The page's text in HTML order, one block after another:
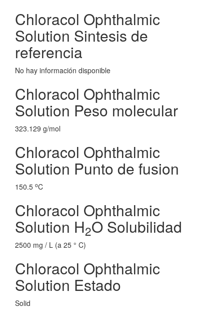
Chloracol Ophthalmic
Solution Sintesis de
referencia
No hay información disponible
Chloracol Ophthalmic
Solution Peso molecular
323.129 g/mol
Chloracol Ophthalmic
Solution Punto de fusion
150.5 oC
Chloracol Ophthalmic
Solution H2O Solubilidad
2500 mg / L (a 25 ° C)
Chloracol Ophthalmic
Solution Estado
Solid